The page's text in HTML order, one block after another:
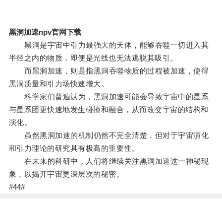
黑洞加速npv官网下载
黑洞是宇宙中引力最强大的天体，能够吞噬一切进入其
半径之内的物质，即便是光线也无法逃脱其吸引。
而黑洞加速，则是指黑洞吞噬物质的过程被加速，使得
黑洞质量和引力场快速增大。
科学家们普遍认为，黑洞加速可能会导致宇宙中的星系
与星系团更快速地发生碰撞和融合，从而改变宇宙的结构和
演化。
虽然黑洞加速的机制仍然不完全清楚，但对于宇宙演化
和引力理论的研究具有极高的重要性。
在未来的科研中，人们将继续关注黑洞加速这一神秘现
象，以揭开宇宙更深层次的秘密。
#44#